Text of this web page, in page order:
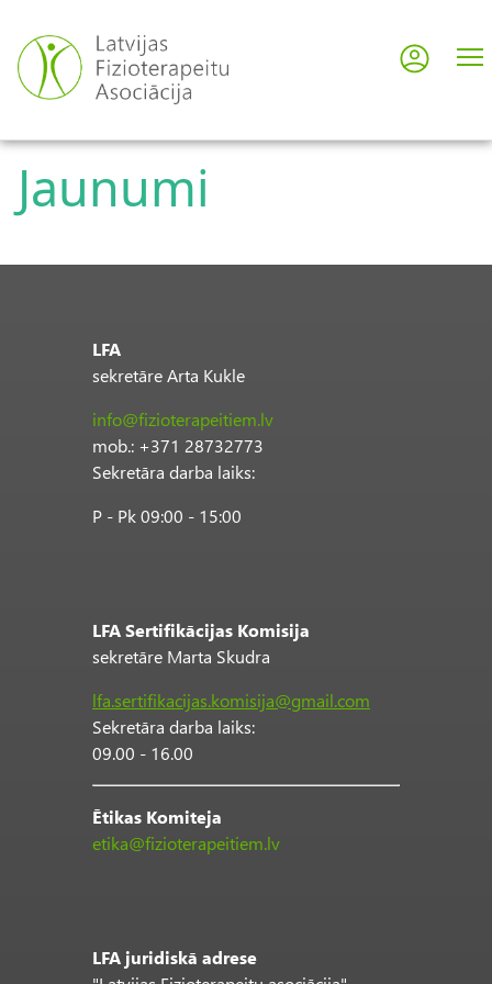
main
content
User
Log in
Jaunumi
LFA
sekretāre Arta Kukle
info@fizioterapeitiem.lv
mob.: +371 28732773
Sekretāra darba laiks:
P - Pk 09:00 - 15:00
LFA Sertifikācijas Komisija
sekretāre Marta Skudra
lfa.sertifikacijas.komisija@gmail.com
Sekretāra darba laiks:
09.00 - 16.00
Ētikas Komiteja
etika@fizioterapeitiem.lv
LFA juridiskā adrese